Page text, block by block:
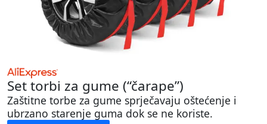
Set torbi za gume (“čarape”)
Zaštitne torbe za gume sprječavaju oštećenje i
ubrzano starenje guma dok se ne koriste.